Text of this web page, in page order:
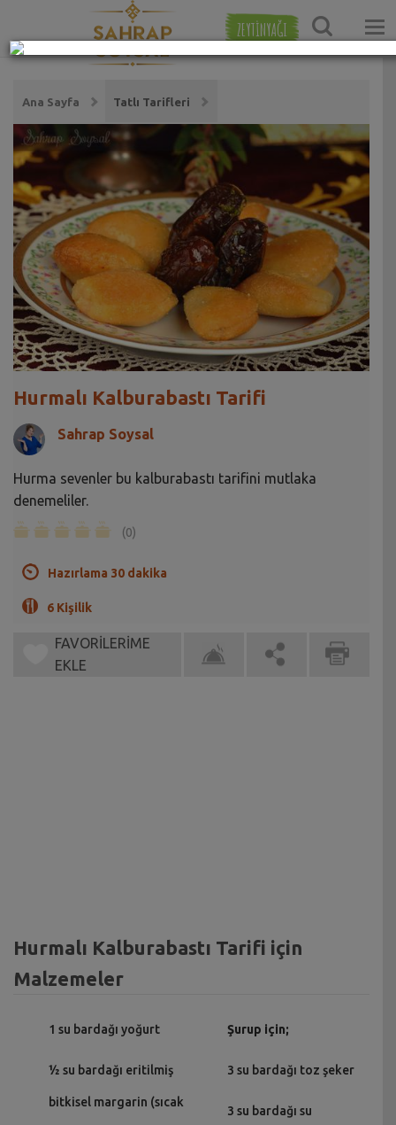
ZEYTİNYAĞI
Ana Sayfa Tatlı Tarifleri
Hurmalı Kalburabastı Tarifi
Sahrap Soysal
Hurma sevenler bu kalburabastı tarifini mutlaka
denemeliler.
(0)
Hazırlama 30 dakika
6 Kişilik
FAVORİLERİME
EKLE
Hurmalı Kalburabastı Tarifi için
Malzemeler
1 su bardağı yoğurt
½ su bardağı eritilmiş
bitkisel margarin (sıcak
Şurup için;
3 su bardağı toz şeker
3 su bardağı su